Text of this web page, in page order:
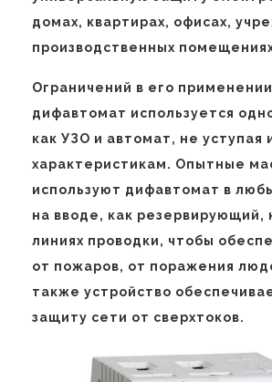
домах, квартирах, офисах,
производственных
Ограничений в его
дифавтомат используется
как УЗО и автомат, не уступая
характеристикам. Опытные
используют дифавтомат в
на вводе, как резервирующий,
линиях проводки, чтобы
от пожаров, от поражения
также устройство
защиту сети от сверхтоков.